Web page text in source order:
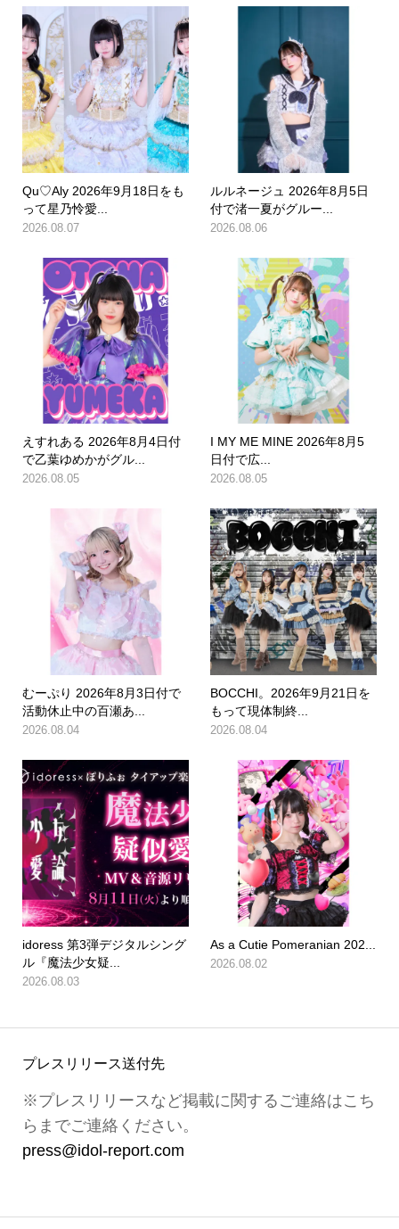
Qu♡Aly 2026年9月18日をも
って星乃怜愛...
2026.08.07
ルルネージュ 2026年8月5日
付で渚一夏がグルー...
2026.08.06
えすれある 2026年8月4日付
で乙葉ゆめかがグル...
2026.08.05
I MY ME MINE 2026年8月5
日付で広...
2026.08.05
むーぷり 2026年8月3日付で
活動休止中の百瀬あ...
2026.08.04
BOCCHI。2026年9月21日を
もって現体制終...
2026.08.04
idoress 第3弾デジタルシング
ル『魔法少女疑...
2026.08.03
As a Cutie Pomeranian 202...
2026.08.02
プレスリリース送付先
※プレスリリースなど掲載に関するご連絡はこち
らまでご連絡ください。
press@idol-report.com